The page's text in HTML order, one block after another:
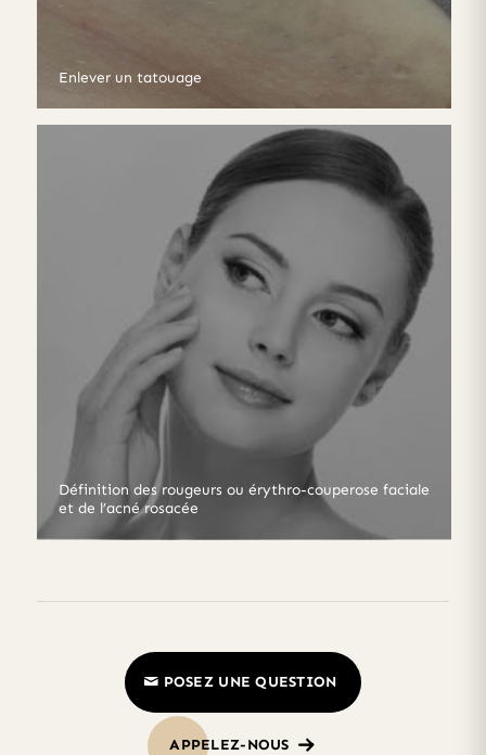
Enlever un tatouage
Définition des rougeurs ou érythro-couperose faciale
et de l’acné rosacée
POSEZ UNE QUESTION
APPELEZ-NOUS